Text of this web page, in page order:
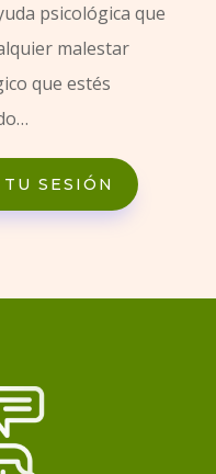
psicológica que
malestar
que estés
SESIÓN